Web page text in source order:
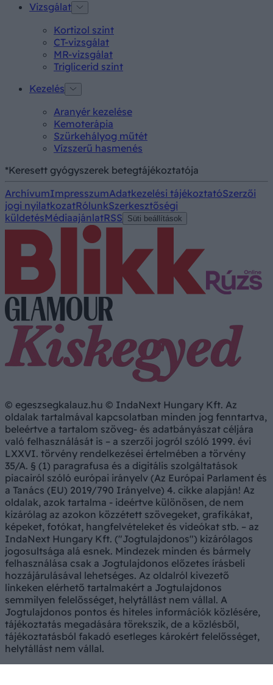
Vizsgálat
Kortizol szint
CT-vizsgálat
MR-vizsgálat
Triglicerid szint
Kezelés
Aranyér kezelése
Kemoterápia
Szürkehályog műtét
Vízszerű hasmenés
*Keresett gyógyszerek betegtájékoztatója
ArchívumImpresszumAdatkezelési tájékoztatóSzerzői
jogi nyilatkozatRólunkSzerkesztőségi
küldetésMédiaajánlatRSS Süti beállítások
© egeszsegkalauz.hu © IndaNext Hungary Kft. Az
oldalak tartalmával kapcsolatban minden jog fenntartva,
beleértve a tartalom szöveg- és adatbányászat céljára
való felhasználását is – a szerzői jogról szóló 1999. évi
LXXVI. törvény rendelkezései értelmében a törvény
35/A. § (1) paragrafusa és a digitális szolgáltatások
piacairól szóló európai irányelv (Az Európai Parlament és
a Tanács (EU) 2019/790 Irányelve) 4. cikke alapján! Az
oldalak, azok tartalma - ideértve különösen, de nem
kizárólag az azokon közzétett szövegeket, grafikákat,
képeket, fotókat, hangfelvételeket és videókat stb. – az
IndaNext Hungary Kft. ("Jogtulajdonos") kizárólagos
jogosultsága alá esnek. Mindezek minden és bármely
felhasználása csak a Jogtulajdonos előzetes írásbeli
hozzájárulásával lehetséges. Az oldalról kivezető
linkeken elérhető tartalmakért a Jogtulajdonos
semmilyen felelősséget, helytállást nem vállal. A
Jogtulajdonos pontos és hiteles információk közlésére,
tájékoztatás megadására törekszik, de a közlésből,
tájékoztatásból fakadó esetleges károkért felelősséget,
helytállást nem vállal.